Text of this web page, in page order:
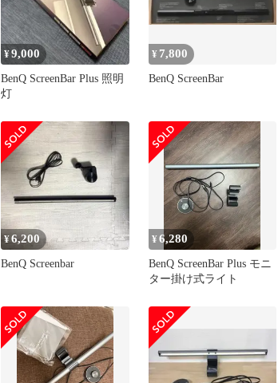
¥9,000
BenQ ScreenBar Plus 照明
灯
¥ 7,800
BenQ ScreenBar
¥6,200
BenQ Screenbar
¥6,280
BenQ ScreenBar Plus モニ
ター掛け式ライト